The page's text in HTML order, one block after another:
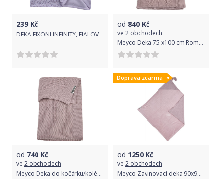
239 Kč
DEKA FIXONI INFINITY, FIALOVÁ SE SRDÍČKY, BAVLNA
od 840 Kč
ve 2 obchodech
Meyco Deka 75 x100 cm Romantic Flower Lilac 2021
od 740 Kč
ve 2 obchodech
Meyco Deka do kočárku/kolébky Mini Relief Lilac 2021
Doprava zdarma
od 1250 Kč
ve 2 obchodech
Meyco Zavinovací deka 90x90 cm Rabbit Lilac 2021